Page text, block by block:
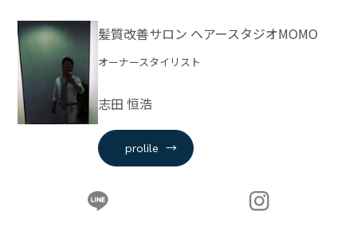
髪質改善サロン ヘアースタジオMOMO
オーナースタイリスト
志田 恒浩
prolile →